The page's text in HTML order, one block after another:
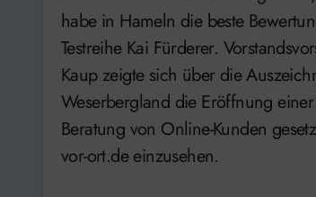
habe in Hameln die beste
Testreihe Kai Fürderer.
Kaup zeigte sich über die
Weserbergland die Eröffnung
Beratung von Online-Kunden
vor-ort.de einzusehen.